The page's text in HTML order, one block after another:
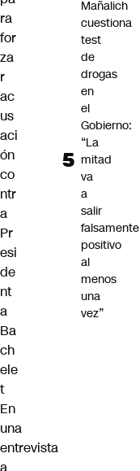
ra
for
za
r
ac
us
aci
ón
co
ntr
a
Pr
esi
de
nt
a
Ba
ch
ele
t
En
una
entrevista
a
Mañalich
cuestiona
test
de
drogas
en
el
Gobierno:
“La
mitad
va
a
salir
falsamente
positivo
al
menos
una
vez”